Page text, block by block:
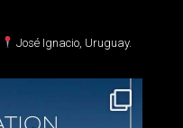
José Ignacio, Uruguay.